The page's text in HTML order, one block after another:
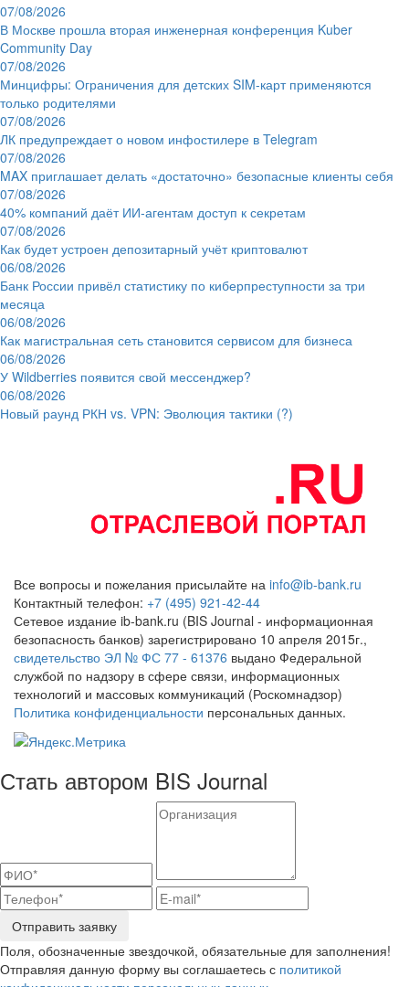
07/08/2026
В Москве прошла вторая инженерная конференция Kuber
Community Day
07/08/2026
Минцифры: Ограничения для детских SIM-карт применяются
только родителями
07/08/2026
ЛК предупреждает о новом инфостилере в Telegram
07/08/2026
MAX приглашает делать «достаточно» безопасные клиенты себя
07/08/2026
40% компаний даёт ИИ‑агентам доступ к секретам
07/08/2026
Как будет устроен депозитарный учёт криптовалют
06/08/2026
Банк России привёл статистику по киберпреступности за три
месяца
06/08/2026
Как магистральная сеть становится сервисом для бизнеса
06/08/2026
У Wildberries появится свой мессенджер?
06/08/2026
Новый раунд РКН vs. VPN: Эволюция тактики (?)
Все вопросы и пожелания присылайте на info@ib-bank.ru
Контактный телефон: +7 (495) 921-42-44
Сетевое издание ib-bank.ru (BIS Journal - информационная
безопасность банков) зарегистрировано 10 апреля 2015г.,
свидетельство ЭЛ № ФС 77 - 61376 выдано Федеральной
службой по надзору в сфере связи, информационных
технологий и массовых коммуникаций (Роскомнадзор)
Политика конфиденциальности персональных данных.
Стать автором BIS Journal
Отправить заявку
Поля, обозначенные звездочкой, обязательные для заполнения!
Отправляя данную форму вы соглашаетесь с политикой